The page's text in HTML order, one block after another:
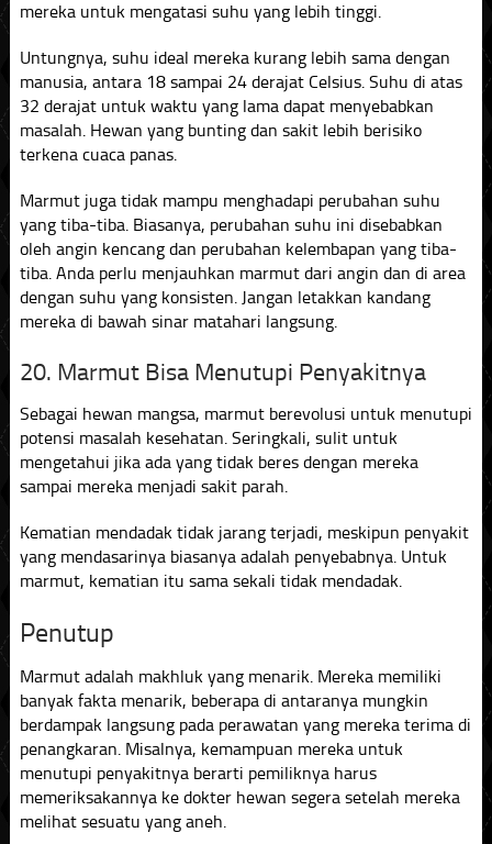
mereka untuk mengatasi suhu yang lebih tinggi.
Untungnya, suhu ideal mereka kurang lebih sama dengan
manusia, antara 18 sampai 24 derajat Celsius. Suhu di atas
32 derajat untuk waktu yang lama dapat menyebabkan
masalah. Hewan yang bunting dan sakit lebih berisiko
terkena cuaca panas.
Marmut juga tidak mampu menghadapi perubahan suhu
yang tiba-tiba. Biasanya, perubahan suhu ini disebabkan
oleh angin kencang dan perubahan kelembapan yang tiba-
tiba. Anda perlu menjauhkan marmut dari angin dan di area
dengan suhu yang konsisten. Jangan letakkan kandang
mereka di bawah sinar matahari langsung.
20. Marmut Bisa Menutupi Penyakitnya
Sebagai hewan mangsa, marmut berevolusi untuk menutupi
potensi masalah kesehatan. Seringkali, sulit untuk
mengetahui jika ada yang tidak beres dengan mereka
sampai mereka menjadi sakit parah.
Kematian mendadak tidak jarang terjadi, meskipun penyakit
yang mendasarinya biasanya adalah penyebabnya. Untuk
marmut, kematian itu sama sekali tidak mendadak.
Penutup
Marmut adalah makhluk yang menarik. Mereka memiliki
banyak fakta menarik, beberapa di antaranya mungkin
berdampak langsung pada perawatan yang mereka terima di
penangkaran. Misalnya, kemampuan mereka untuk
menutupi penyakitnya berarti pemiliknya harus
memeriksakannya ke dokter hewan segera setelah mereka
melihat sesuatu yang aneh.